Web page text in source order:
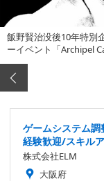
飯野賢治没後10年特別
ーイベント「Archipel
ゲームシステム
経験歓迎/スキル
株式会社ELM
大阪府